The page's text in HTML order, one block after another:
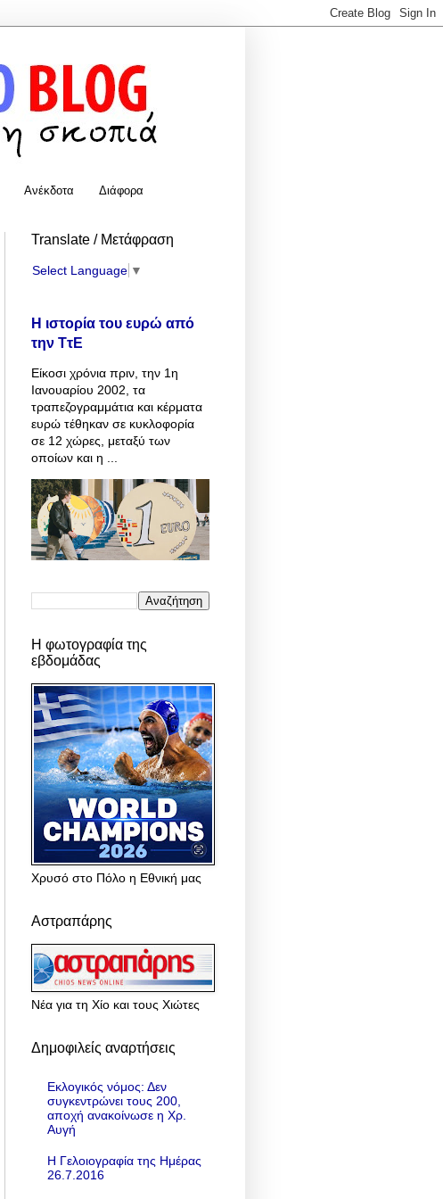
Ανέκδοτα Διάφορα
Translate / Μετάφραση
Select Language ▼
Η ιστορία του ευρώ από
την ΤτΕ
Είκοσι χρόνια πριν, την 1η
Ιανουαρίου 2002, τα
τραπεζογραμμάτια και κέρματα
ευρώ τέθηκαν σε κυκλοφορία
σε 12 χώρες, μεταξύ των
οποίων και η ...
Η φωτογραφία της
εβδομάδας
Χρυσό στο Πόλο η Εθνική μας
Αστραπάρης
Νέα για τη Χίο και τους Χιώτες
Δημοφιλείς αναρτήσεις
Εκλογικός νόμος: Δεν
συγκεντρώνει τους 200,
αποχή ανακοίνωσε η Χρ.
Αυγή
Η Γελοιογραφία της Ημέρας
26.7.2016